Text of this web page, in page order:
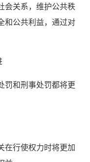
关系，维护公共秩
和公共利益，通过对
和刑事处罚都将更
行使权力时将更加